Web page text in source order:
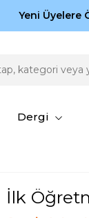
Zamansız eserler
Yeni Üyelere
Dergi
İlk